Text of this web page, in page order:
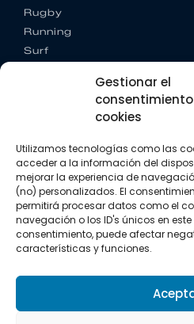
Gestionar el
cookies
Utilizamos tecnologías como las
acceder a la información del
mejorar la experiencia de
(no) personalizados. El
permitirá procesar datos como el
navegación o los ID's únicos en este
consentimiento, puede afectar
características y funciones.
Rugby
Running
Surf
CONTACTO
+34 662 342 177
info@vkssport.com
SÍGUENOS
Política de